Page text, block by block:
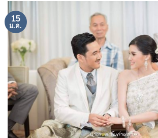
15
ม.ค.